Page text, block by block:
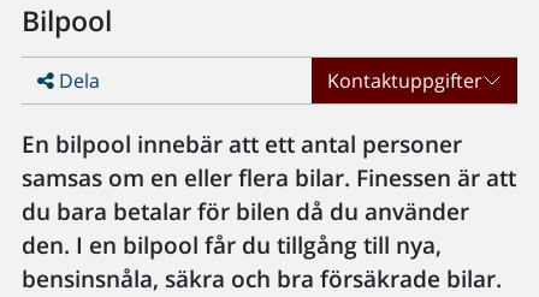
Bilpool
Dela Kontaktuppgifter
En bilpool innebär att ett antal personer
samsas om en eller flera bilar. Finessen är att
du bara betalar för bilen då du använder
den. I en bilpool får du tillgång till nya,
bensinsnåla, säkra och bra försäkrade bilar.